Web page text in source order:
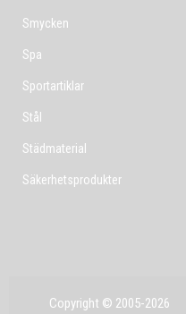
Smycken
Spa
Sportartiklar
Stål
Städmaterial
Säkerhetsprodukter
Copyright © 2005-2026